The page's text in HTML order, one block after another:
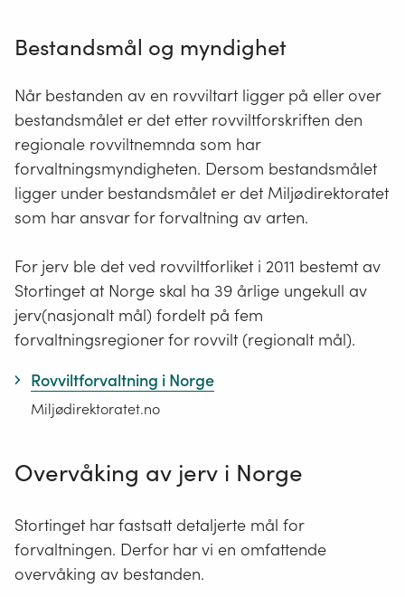
Bestandsmål og myndighet
Når bestanden av en rovviltart ligger på eller over
bestandsmålet er det etter rovviltforskriften den
regionale rovviltnemnda som har
forvaltningsmyndigheten. Dersom bestandsmålet
ligger under bestandsmålet er det Miljødirektoratet
som har ansvar for forvaltning av arten.
For jerv ble det ved rovviltforliket i 2011 bestemt av
Stortinget at Norge skal ha 39 årlige ungekull av
jerv(nasjonalt mål) fordelt på fem
forvaltningsregioner for rovvilt (regionalt mål).
Rovviltforvaltning i Norge
Miljødirektoratet.no
Overvåking av jerv i Norge
Stortinget har fastsatt detaljerte mål for
forvaltningen. Derfor har vi en omfattende
overvåking av bestanden.